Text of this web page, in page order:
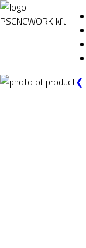
PSCNCWORK kft.
❮